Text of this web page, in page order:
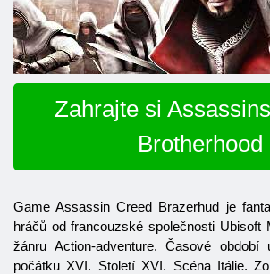
Zahrajte si
Brotherhood
Game Assassin Creed Brazerhud je
hráčů od francouzské společnosti Ubisoft
žánru Action-adventure. Časové období
počátku XVI. Století XVI. Scéna Itálie.